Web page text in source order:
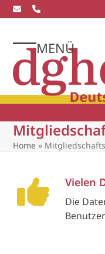
Skip
to
MENÜ
Open
mobile
menu
Close
mobile
menu
Home »
Vielen
Die